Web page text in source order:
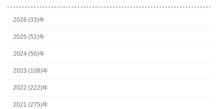
2026 (33)年
2025 (51)年
2024 (56)年
2023 (108)年
2022 (222)年
2021 (275)年